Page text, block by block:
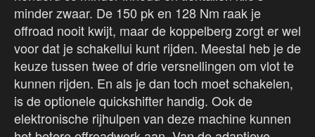
minder zwaar. De 150 pk en 128 Nm raak je
offroad nooit kwijt, maar de koppelberg zorgt er wel
voor dat je schakellui kunt rijden. Meestal heb je de
keuze tussen twee of drie versnellingen om vlot te
kunnen rijden. En als je dan toch moet schakelen,
is de optionele quickshifter handig. Ook de
elektronische rijhulpen van deze machine kunnen